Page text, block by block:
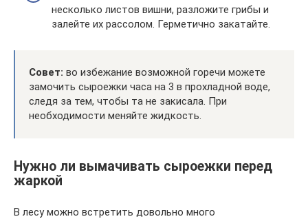
несколько листов вишни, разложите грибы и
залейте их рассолом. Герметично закатайте.
Совет: во избежание возможной горечи можете
замочить сыроежки часа на 3 в прохладной воде,
следя за тем, чтобы та не закисала. При
необходимости меняйте жидкость.
Нужно ли вымачивать сыроежки перед
жаркой
В лесу можно встретить довольно много